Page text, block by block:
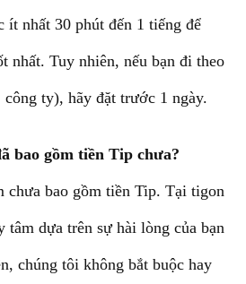
ít nhất 30 phút đến 1 tiếng để
nhất. Tuy nhiên, nếu bạn đi theo
ty), hãy đặt trước 1 ngày.
bao gồm tiền Tip chưa?
chưa bao gồm tiền Tip. Tại tigon
tâm dựa trên sự hài lòng của bạn
chúng tôi không bắt buộc hay